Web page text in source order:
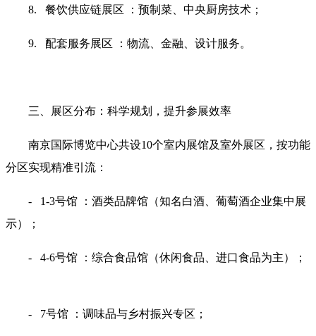
8. 餐饮供应链展区 ：预制菜、中央厨房技术；
9. 配套服务展区 ：物流、金融、设计服务。
三、展区分布：科学规划，提升参展效率
南京国际博览中心共设10个室内展馆及室外展区，按功能
分区实现精准引流：
- 1-3号馆 ：酒类品牌馆（知名白酒、葡萄酒企业集中展
示）；
- 4-6号馆 ：综合食品馆（休闲食品、进口食品为主）；
- 7号馆 ：调味品与乡村振兴专区；